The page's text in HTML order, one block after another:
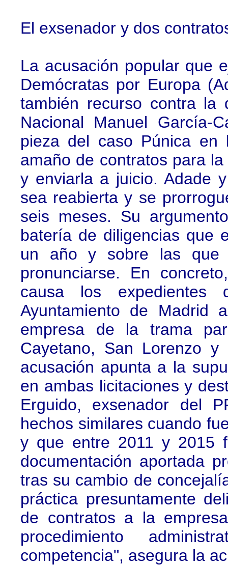
El exsenador y dos
La acusación popular que
Demócratas por Europa
también recurso contra la
Nacional Manuel García-
pieza del caso Púnica en
amaño de contratos para
y enviarla a juicio. Adade
sea reabierta y se
seis meses. Su
batería de diligencias que
un año y sobre las que
pronunciarse. En
causa los
Ayuntamiento de Madrid
empresa de la trama
Cayetano, San Lorenzo
acusación apunta a la
en ambas licitaciones y
Erguido, exsenador del
hechos similares cuando
y que entre 2011 y 2015
documentación aportada
tras su cambio de
práctica presuntamente
de contratos a la
procedimiento
competencia", asegura la